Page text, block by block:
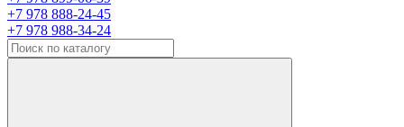
+7 978 888-24-45
+7 978 988-34-24